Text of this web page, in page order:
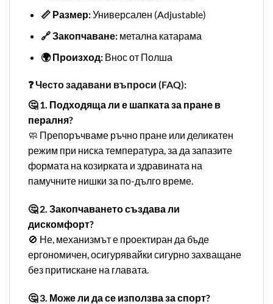
📏 Размер:Универсален (Adjustable)
🔗 Закопчаване:метална катарама
🌍 Произход:Внос от Полша
❓ Често задавани въпроси (FAQ):
🤔 1. Подходяща ли е шапката за пране в
пералня?
🧼 Препоръчваме ръчно пране или деликатен
режим при ниска температура, за да запазите
формата на козирката и здравината на
памучните нишки за по-дълго време.
🤔 2. Закопчаването създава ли
дискомфорт?
🚫 Не, механизмът е проектиран да бъде
ергономичен, осигурявайки сигурно захващане
без притискане на главата.
🤔 3. Може ли да се използва за спорт?